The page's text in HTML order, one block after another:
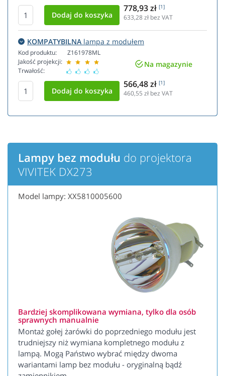
778,93 zł [1]
633,28zł bez VAT
KOMPATYBILNA lampa z modułem
Kod produktu:
Jakość projekcji:
Trwałość:
Z161978ML
Na magazynie
566,48 zł [1]
460,55 zł bez VAT
Lampy bez modułu do projektora
VIVITEK DX273
Model lampy: XX5810005600
Bardziej skomplikowana wymiana, tylko dla osób
sprawnych manualnie
Montaż gołej żarówki do poprzedniego modułu jest
trudniejszy niż wymiana kompletnego modułu z
lampą. Mogą Państwo wybrać między dwoma
wariantami lamp bez modułu - oryginalną bądź